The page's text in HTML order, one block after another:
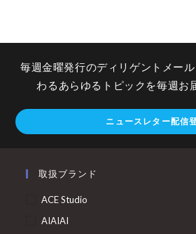
毎週金曜発行のディリゲントメー
わるあらゆるトピックを毎週お
ニュースレター配信
取扱ブランド
ACE Studio
AIAIAI